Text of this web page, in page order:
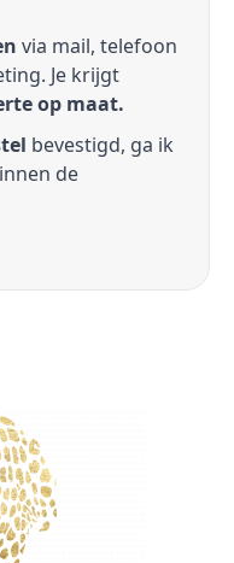
via mail, telefoon
Je krijgt
op maat.
bevestigd, ga ik
de